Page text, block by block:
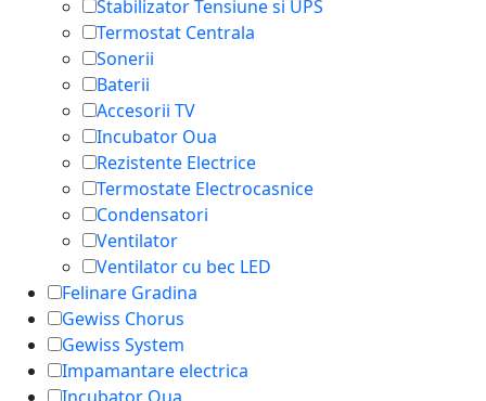
Stabilizator Tensiune si UPS
Termostat Centrala
Sonerii
Baterii
Accesorii TV
Incubator Oua
Rezistente Electrice
Termostate Electrocasnice
Condensatori
Ventilator
Ventilator cu bec LED
Felinare Gradina
Gewiss Chorus
Gewiss System
Impamantare electrica